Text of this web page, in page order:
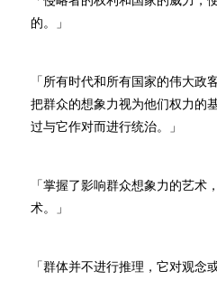
的。」
「所有时代和所有国家的伟大政
把群众的想象力视为他们权力的
过与它作对而进行统治。」
「掌握了影响群众想象力的艺术
术。」
「群体并不进行推理，它对观念